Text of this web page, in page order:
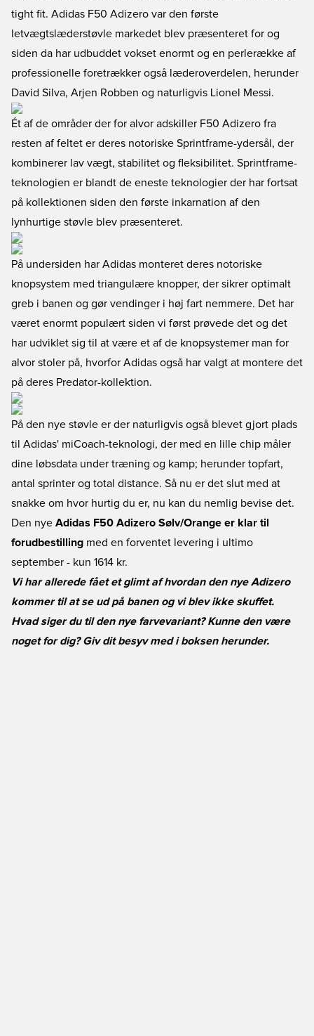
tight fit. Adidas F50 Adizero var den første
letvægtslæderstøvle markedet blev præsenteret for og
siden da har udbuddet vokset enormt og en perlerække af
professionelle foretrækker også læderoverdelen, herunder
David Silva, Arjen Robben og naturligvis Lionel Messi.
Ét af de områder der for alvor adskiller F50 Adizero fra
resten af feltet er deres notoriske Sprintframe-ydersål, der
kombinerer lav vægt, stabilitet og fleksibilitet. Sprintframe-
teknologien er blandt de eneste teknologier der har fortsat
på kollektionen siden den første inkarnation af den
lynhurtige støvle blev præsenteret.
På undersiden har Adidas monteret deres notoriske
knopsystem med triangulære knopper, der sikrer optimalt
greb i banen og gør vendinger i høj fart nemmere. Det har
været enormt populært siden vi først prøvede det og det
har udviklet sig til at være et af de knopsystemer man for
alvor stoler på, hvorfor Adidas også har valgt at montere det
på deres Predator-kollektion.
På den nye støvle er der naturligvis også blevet gjort plads
til Adidas' miCoach-teknologi, der med en lille chip måler
dine løbsdata under træning og kamp; herunder topfart,
antal sprinter og total distance. Så nu er det slut med at
snakke om hvor hurtig du er, nu kan du nemlig bevise det.
Den nye Adidas F50 Adizero Sølv/Orange er klar til
forudbestilling med en forventet levering i ultimo
september - kun 1614 kr.
Vi har allerede fået et glimt af hvordan den nye Adizero
kommer til at se ud på banen og vi blev ikke skuffet.
Hvad siger du til den nye farvevariant? Kunne den være
noget for dig? Giv dit besyv med i boksen herunder.